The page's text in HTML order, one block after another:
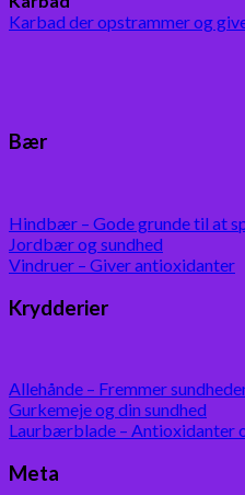
Karbad der opstrammer og
Bær
Hindbær – Gode grunde til at
Jordbær og sundhed
Vindruer – Giver antioxidanter
Krydderier
Allehånde – Fremmer
Gurkemeje og din sundhed
Laurbærblade – Antioxidanter
Meta